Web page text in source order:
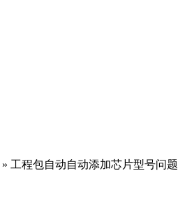
» 工程包自动自动添加芯片型号问题